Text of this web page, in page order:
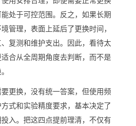
处于可控范围。反之，如果长期
管理，表面上延后了更换时间，
复测和维护支出。因此，看待太
合从全周期角度去判断，而不是
更换，没有统一答案，但使用频
式和实验精度要求，基本决定了
入。把这四点提前理清，不仅有